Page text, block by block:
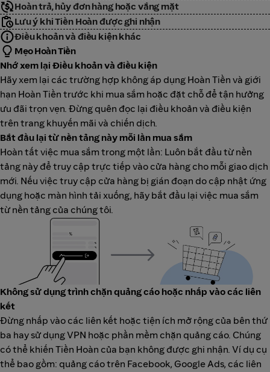
Hoàn trả, hủy đơn hàng hoặc vắng mặt
Lưu ý khi Tiền Hoàn được ghi nhận
Điều khoản và điều kiện khác
Mẹo Hoàn Tiền
Nhớ xem lại Điều khoản và điều kiện
Hãy xem lại các trường hợp không áp dụng Hoàn Tiền và giới
hạn Hoàn Tiền trước khi mua sắm hoặc đặt chỗ để tận hưởng
ưu đãi trọn vẹn. Đừng quên đọc lại điều khoản và điều kiện
trên trang khuyến mãi và chiến dịch.
Bắt đầu lại từ nền tảng này mỗi lần mua sắm
Hoàn tất việc mua sắm trong một lần: Luôn bắt đầu từ nền
tảng này để truy cập trực tiếp vào cửa hàng cho mỗi giao dịch
mới. Nếu việc truy cập cửa hàng bị gián đoạn do cập nhật ứng
dụng hoặc màn hình tải xuống, hãy bắt đầu lại việc mua sắm
từ nền tảng của chúng tôi.
Không sử dụng trình chặn quảng cáo hoặc nhấp vào các liên
kết
Đừng nhấp vào các liên kết hoặc tiện ích mở rộng của bên thứ
ba hay sử dụng VPN hoặc phần mềm chặn quảng cáo. Chúng
có thể khiến Tiền Hoàn của bạn không được ghi nhận. Ví dụ cụ
thể bao gồm: quảng cáo trên Facebook, Google Ads, các liên